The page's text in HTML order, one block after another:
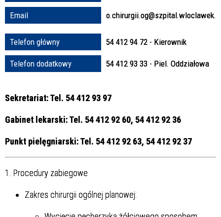
Struktura
Email
Telefon główny 54 412 94 72 - Kierownik
Telefon dodatkowy 54 412 93 33 - Piel. Oddziałowa
Sekretariat: Tel. 54 412 93 97
Gabinet lekarski: Tel. 54 412 92 60, 54 412 92 36
Punkt pielęgniarski: Tel. 54 412 92 63, 54 412 92 37
1. Procedury zabiegowe
Zakres chirurgii ogólnej planowej: